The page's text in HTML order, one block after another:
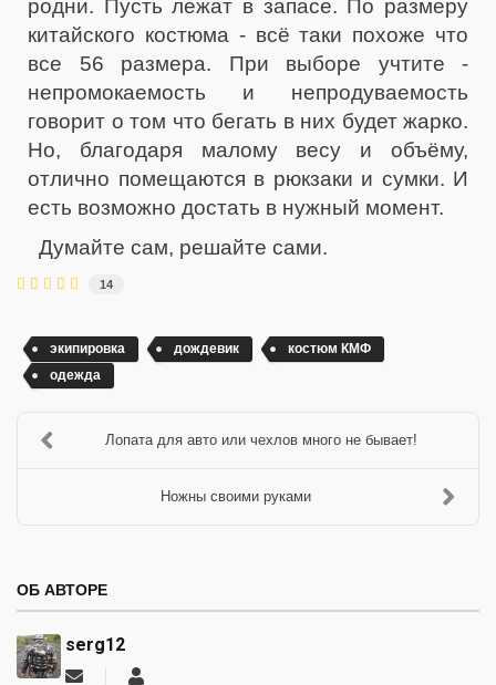
родни. Пусть лежат в запасе. По размеру
китайского костюма - всё таки похоже что
все 56 размера. При выборе учтите -
непромокаемость и непродуваемость
говорит о том что бегать в них будет жарко.
Но, благодаря малому весу и объёму,
отлично помещаются в рюкзаки и сумки. И
есть возможно достать в нужный момент.
Думайте сам, решайте сами.
14
экипировка дождевик
костюм КМФ
одежда
Лопата для авто или чехлов много не бывает!
Ножны своими руками
ОБ АВТОРЕ
serg12
Подписаться